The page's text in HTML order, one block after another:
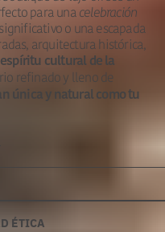
para unacelebración
significativo o una escapada
arquitectura histórica,
cultural de la
refinado y lleno de
única y natural como tu
ÉTICA